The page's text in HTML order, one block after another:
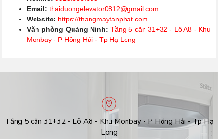
Email: thaiduongelevator0812@gmail.com
Website: https://thangmaytanphat.com
Văn phòng Quảng Ninh: Tầng 5 căn 31+32 - Lô A8 - Khu
Monbay - P Hồng Hải - Tp Hạ Long
Tầng 5 căn 31+32 - Lô A8 - Khu Monbay - P Hồng Hải - Tp Hạ
Long